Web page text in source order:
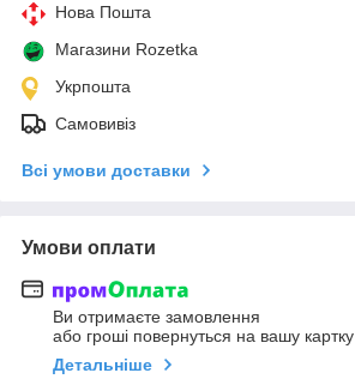
Нова Пошта
Магазини Rozetka
Укрпошта
Самовивіз
Всі умови доставки
Умови оплати
Ви отримаєте замовлення
або гроші повернуться на вашу картку
Детальніше